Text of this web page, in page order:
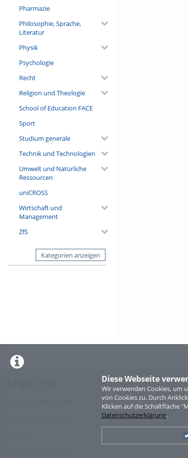
Diese Webseite
Wir verwenden Cookies, um
von Cookies zu. Durch
Klicken auf die Schaltfläche
Datenschutzerklärung.
Pharmazie
Philosophie, Sprache,
Literatur
Physik
Psychologie
Recht
Religion und Theologie
School of Education FACE
Sport
Studium generale
Technik und Technologien
Umwelt und Natürliche
Ressourcen
uniCROSS
Wirtschaft und
Management
ZfS
Kategorien anzeigen